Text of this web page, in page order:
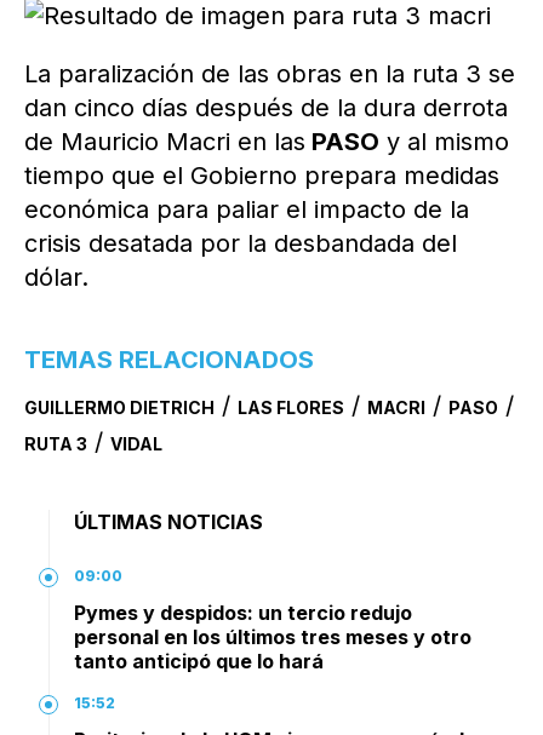
La paralización de las obras en la ruta 3 se
dan cinco días después de la dura derrota
de Mauricio Macri en las PASO y al mismo
tiempo que el Gobierno prepara medidas
económica para paliar el impacto de la
crisis desatada por la desbandada del
dólar.
TEMAS RELACIONADOS
GUILLERMO DIETRICH / LAS FLORES / MACRI / PASO /
RUTA 3 / VIDAL
ÚLTIMAS NOTICIAS
09:00
Pymes y despidos: un tercio redujo
personal en los últimos tres meses y otro
tanto anticipó que lo hará
15:52